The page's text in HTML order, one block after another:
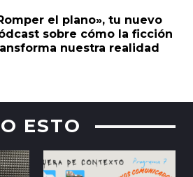
el plano», tu nuevo
sobre cómo la ficción
nuestra realidad
ESTO